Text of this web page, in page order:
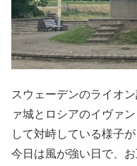
スウェーデンのライオ
ァ城とロシアのイヴァ
して対峙している様子が
今日は風が強い日で、